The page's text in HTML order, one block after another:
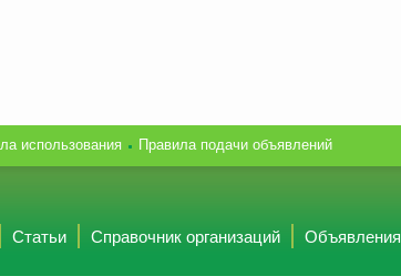
использования Правила подачи объявлений
Статьи Справочник организаций Объявления